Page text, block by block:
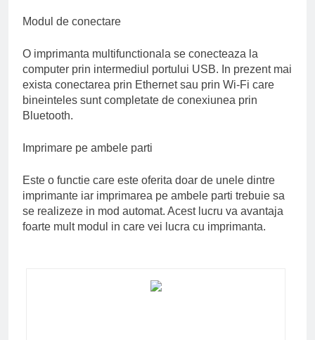
Modul de conectare
O imprimanta multifunctionala se conecteaza la
computer prin intermediul portului USB. In prezent mai
exista conectarea prin Ethernet sau prin Wi-Fi care
bineinteles sunt completate de conexiunea prin
Bluetooth.
Imprimare pe ambele parti
Este o functie care este oferita doar de unele dintre
imprimante iar imprimarea pe ambele parti trebuie sa
se realizeze in mod automat. Acest lucru va avantaja
foarte mult modul in care vei lucra cu imprimanta.